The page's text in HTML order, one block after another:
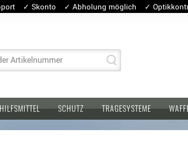
✓ Skonto ✓ Abholung möglich ✓
Artikelnummer
SCHUTZ TRAGESYSTEME